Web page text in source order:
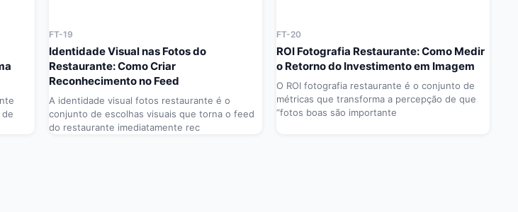
FT-19
Identidade Visual nas Fotos do
Restaurante: Como Criar
Reconhecimento no Feed
A identidade visual fotos restaurante é o
conjunto de escolhas visuais que torna o feed
do restaurante imediatamente rec
FT-20
ROI Fotografia Restaurante: Como Medir
o Retorno do Investimento em Imagem
O ROI fotografia restaurante é o conjunto de
métricas que transforma a percepção de que
“fotos boas são importante